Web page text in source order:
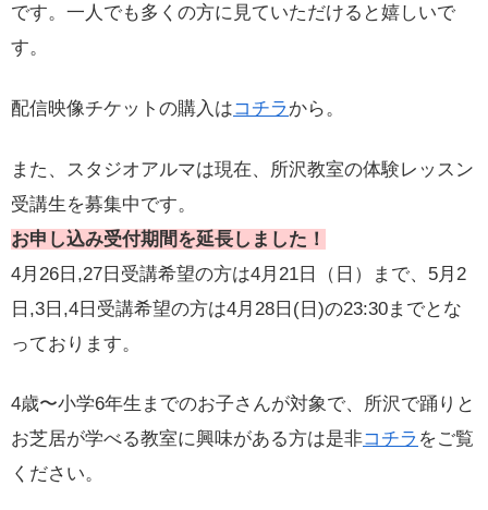
です。一人でも多くの方に見ていただけると嬉しいで
す。
配信映像チケットの購入はコチラ から。
また、スタジオアルマは現在、所沢教室の体験レッスン
受講生を募集中です。
お申し込み受付期間を延長しました！
4月26日,27日受講希望の方は4月21日（日）まで、5月2
日,3日,4日受講希望の方は4月28日(日)の23:30までとな
っております。
4歳〜小学6年生までのお子さんが対象で、所沢で踊りと
お芝居が学べる教室に興味がある方は是非コチラ をご覧
ください。